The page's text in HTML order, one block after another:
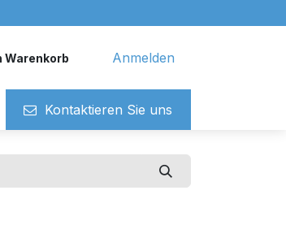
Warenkorb Anmelden
Kontaktieren ​​Si​​e uns